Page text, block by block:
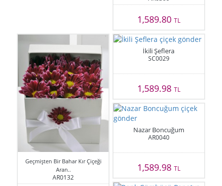
1,589.80 TL
Geçmişten Bir Bahar Kır Çiçeği
Aran..
AR0132
İkili Şeflera
SC0029
1,589.98 TL
Nazar Boncuğum
AR0040
1,589.98 TL